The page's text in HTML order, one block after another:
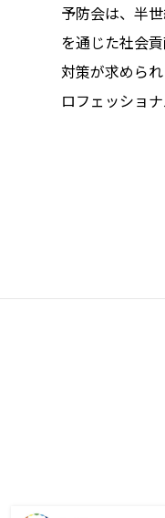
予防会は、半
を通じた社会
対策が求めら
ロフェッショ